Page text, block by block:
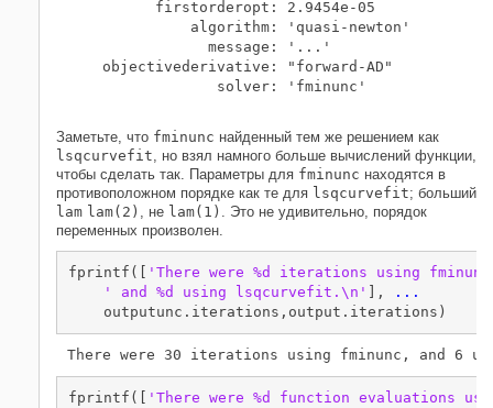
          firstorderopt: 2.9454e-05
              algorithm: 'quasi-newton'
                message: '...'
    objectivederivative: "forward-AD"
                 solver: 'fminunc'
Заметьте, что fminunc найденный тем же решением как
lsqcurvefit, но взял намного больше вычислений функции,
чтобы сделать так. Параметры для fminunc находятся в
противоположном порядке как те для lsqcurvefit; больший
lam lam(2) , не lam(1) . Это не удивительно, порядок
переменных произволен.
fprintf([
'There were %d iterations using
' and %d using lsqcurvefit.\n'
],
...
    outputunc.iterations,output.iterations)
fprintf([
'There were %d function evaluations